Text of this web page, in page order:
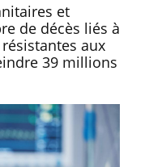
et
de décès liés à
aux
39 millions